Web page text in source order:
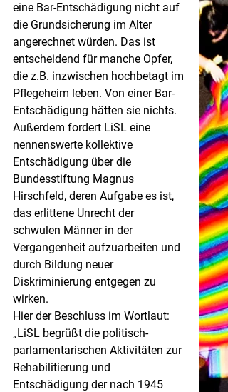
eine Bar-Entschädigung nicht auf
die Grundsicherung im Alter
angerechnet würden. Das ist
entscheidend für manche Opfer,
die z.B. inzwischen hochbetagt im
Pflegeheim leben. Von einer Bar-
Entschädigung hätten sie nichts.
Außerdem fordert LiSL eine
nennenswerte kollektive
Entschädigung über die
Bundesstiftung Magnus
Hirschfeld, deren Aufgabe es ist,
das erlittene Unrecht der
schwulen Männer in der
Vergangenheit aufzuarbeiten und
durch Bildung neuer
Diskriminierung entgegen zu
wirken.
Hier der Beschluss im Wortlaut:
„LiSL begrüßt die politisch-
parlamentarischen Aktivitäten zur
Rehabilitierung und
Entschädigung der nach 1945